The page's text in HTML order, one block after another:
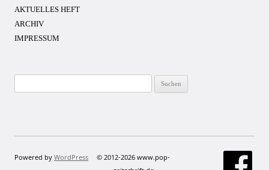
AKTUELLES HEFT
ARCHIV
IMPRESSUM
nach:
Powered by WordPress
© 2012-2026 www.pop-